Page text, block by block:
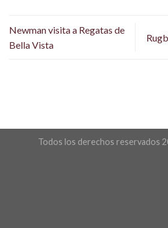
Newman visita a Regatas de
Bella Vista
Todos los derechos reservados